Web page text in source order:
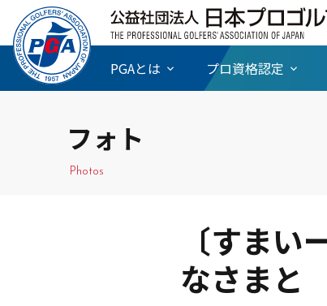
PGAとは プロ資格認定
フォト
Photos
〔すま
なさまと